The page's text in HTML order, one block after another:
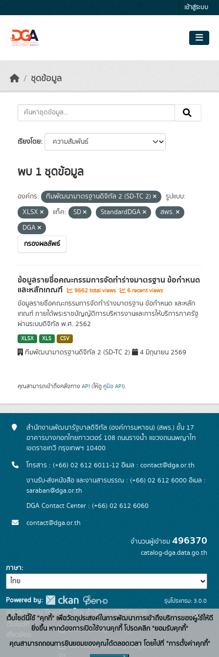
เข้าสู่ระบบ
ชุดข้อมูล
เรียงโดย
พบ 1 ชุดข้อมูล
องค์กร: ทีมพัฒนามาตรฐานดิจิทัล 2 (SD-TC 2)
รูปแบบ:
XLSX
แท็ค: SD StandardDGA
สพร.
DGA
กรองผลลัพธ์
ข้อมูลรายชื่อคณะกรรมการจัดทำร่างมาตรฐาน ข้อกำหนด
และหลักเกณฑ์ 9662 total views 6 recent views
ข้อมูลรายชื่อคณะกรรมการจัดทำร่างมาตรฐาน ข้อกำหนด และหลัก
เกณฑ์ ภายใต้พระราชบัญญัติการบริหารงานและการให้บริการภาครัฐ
ผ่านระบบดิจิทัล พ.ศ. 2562
XLSX XLS CSV
ทีมพัฒนามาตรฐานดิจิทัล 2 (SD-TC 2) 4 มิถุนายน 2569
คุณสามารถเข้าถึงคลังทาง API (ให้ดู คู่มือ API).
สำนักงานพัฒนารัฐบาลดิจิทัล (องค์การมหาชน) (สพร.) ชั้น 17
อาคารบางกอกไทยทาวเวอร์ 108 ถนนรางน้ำ แขวงถนนพญาไท
เขตราชเทวี กรุงเทพฯ 10400
โทรสาร : (+66) 02 612 6011-12 อีเมล : contact@dga.or.th
งานรับ-ส่งหนังสือ และงานสารบรรณ : (+66) 02 612 6000 อีเมล :
saraban@dga.or.th
DGA Contact Center : (+66) 02 612 6060
contact@dga.or.th
จำนวนผู้เข้าชม 496370
catalog-dga.data.go.th
ภาษา
Powered by:
สนับสนุนระบบ Thai-GDC โดย สำนักงานสถิติแห่งชาติ
เว็บไซต์ที่
เกี่ยวข้อง:
ระบบบัญชีข้อมูลภาครัฐ
บริการนามานุกรมบัญชีข้อมูลภาค
รุ่นโปรแกรม: 3.0.0
วันที่: 2025-06-
26
เว็บไซต์นี้ใช้ "คุกกี้" เพื่อวัตถุประสงค์ในการพัฒนาการเข้าถึงบริการของผู้ใช้ให้ดี
ยิ่งขึ้น หากต้องการเปิดใช้งานคุกกี้ โปรดคลิก "ยอมรับคุกกี้"
คุณสามารถถอนการยินยอมของคุณได้ตลอดเวลา โดยไปที่ "การตั้งค่าคุกกี้"
x